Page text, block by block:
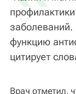
функцию
цитирует
Врач отметил,